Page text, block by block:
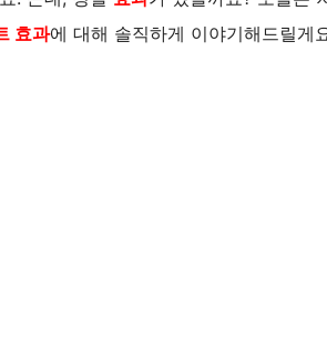
효과에 대해 솔직하게 이야기해드릴게